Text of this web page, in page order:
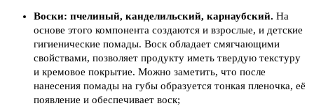
Воски: пчелиный, канделильский, карнаубский. На
основе этого компонента создаются и взрослые, и детские
гигиенические помады. Воск обладает смягчающими
свойствами, позволяет продукту иметь твердую текстуру
и кремовое покрытие. Можно заметить, что после
нанесения помады на губы образуется тонкая пленочка, её
появление и обеспечивает воск;